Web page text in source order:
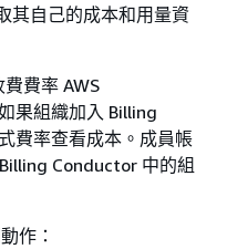
其自己的成本和用量資
費率 AWS
果組織加入 Billing
費率查看成本。成員帳
Conductor 中的組
作：